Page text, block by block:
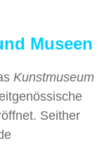
Museen
Kunstmuseum
Seither